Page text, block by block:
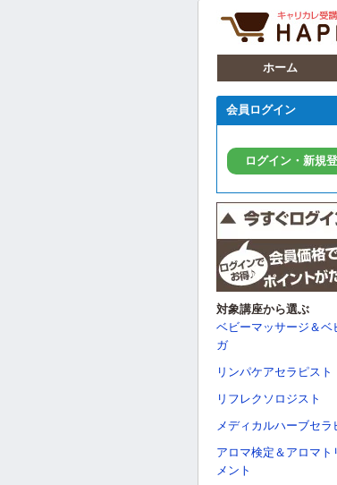
ホーム
会員ログイン
ログイン・新規
対象講座から選ぶ
ベビーマッサージ＆ベ
ガ
リンパケアセラピスト
リフレクソロジスト
メディカルハーブセラ
アロマ検定＆アロマト
メント